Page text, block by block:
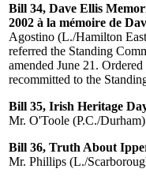
Bill 34, Dave Ellis
2002 à la mémoire de
Agostino (L./Hamilton
referred the Standing
amended June 21.
recommitted to the
Bill 35, Irish Heritage
Mr. O'Toole (P.C./
Bill 36, Truth About
Mr. Phillips (L./